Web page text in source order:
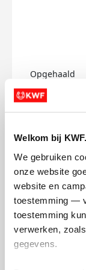
Welkom bij
We gebruiken
onze website
website en
toestemming —
toestemming
verwerken,
gegevens.
Opgehaald
€0